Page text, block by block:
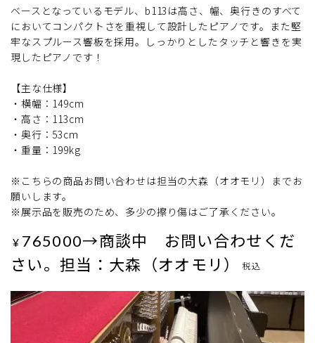
ベースとなっているモデル、b113は高さ、幅、奥行きのすべて
においてコンパクトさを重視して設計したピアノです。また堅
牢なスプルース響板を採用。しっかりとしたタッチと響きを実
現したピアノです！
【主な仕様】
・横幅：149cm
・高さ：113cm
・奥行：53cm
・重量：199kg
※こちらの商品お問い合わせは担当の大森（オオモリ）までお
願いします。
※展示品を販売のため、多少の擦り傷はご了承ください。
¥ 765000→商談中 お問い合わせくだ
さい。担当：大森（オオモリ）
税込